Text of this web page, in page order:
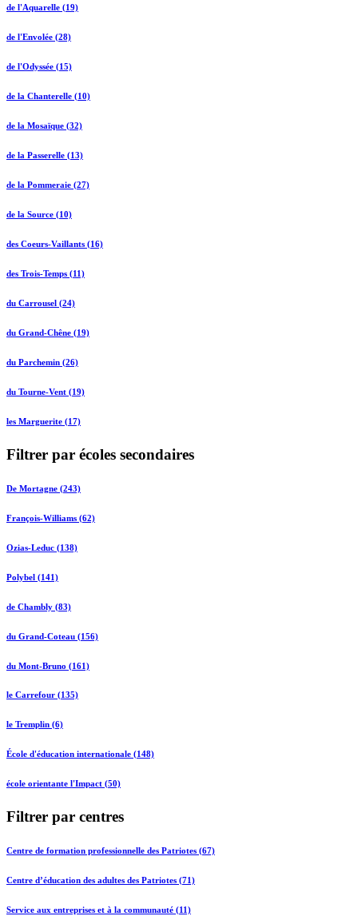
de l'Aquarelle (19)
de l'Envolée (28)
de l'Odyssée (15)
de la Chanterelle (10)
de la Mosaïque (32)
de la Passerelle (13)
de la Pommeraie (27)
de la Source (10)
des Coeurs-Vaillants (16)
des Trois-Temps (11)
du Carrousel (24)
du Grand-Chêne (19)
du Parchemin (26)
du Tourne-Vent (19)
les Marguerite (17)
Filtrer par écoles secondaires
De Mortagne (243)
François-Williams (62)
Ozias-Leduc (138)
Polybel (141)
de Chambly (83)
du Grand-Coteau (156)
du Mont-Bruno (161)
le Carrefour (135)
le Tremplin (6)
École d'éducation internationale (148)
école orientante l'Impact (50)
Filtrer par centres
Centre de formation professionnelle des Patriotes (67)
Centre d’éducation des adultes des Patriotes (71)
Service aux entreprises et à la communauté (11)